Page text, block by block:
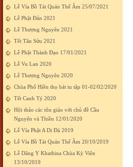
Lễ Vía Bồ Tát Quán Thế Âm 25/07/2021
Lễ Phật Đản 2021
Lễ Thượng Nguyên 2021
Tết Tân Sửu 2021
Lễ Phật Thành Đạo 17/01/2021
Lễ Vu Lan 2020
Lễ Thượng Nguyên 2020
Chùa Phổ Hiền thọ bát tu tập 01-02/02/2020
Tết Canh Tý 2020
Hội thảo các tôn giáo với chủ đề Cầu
Nguyện và Thiền 12/01/2020
Lễ Vía Phật A Di Đà 2019
Lễ Vía Bồ Tát Quán Thế Âm 20/10/2019
Lễ Dâng Y Khathina Chùa Kỳ Viên
13/10/2019